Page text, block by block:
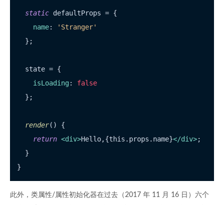
static defaultProps = {
name:
'Stranger'
  };
  state = {
isLoading: false
  };
render( ) {
return <div>Hello,{this.props.name}</div>;
  }
此外，类属性/属性初始化器在过去（2017 年 11 月 16 日）六个